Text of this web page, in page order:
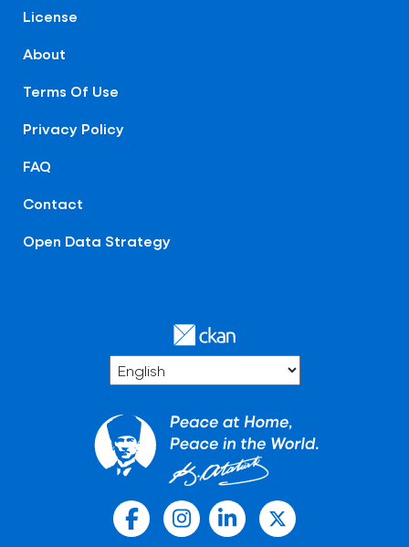
License
About
Terms Of Use
Privacy Policy
FAQ
Contact
Open Data Strategy